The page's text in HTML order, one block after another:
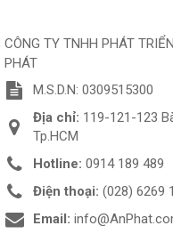
CÔNG TY TNHH PHÁT
PHÁT
M.S.D.N: 0309515300
Địa chỉ: 119-121-123
Tp.HCM
Hotline: 0914 189 489
Điện thoại: (028) 6269
Email: